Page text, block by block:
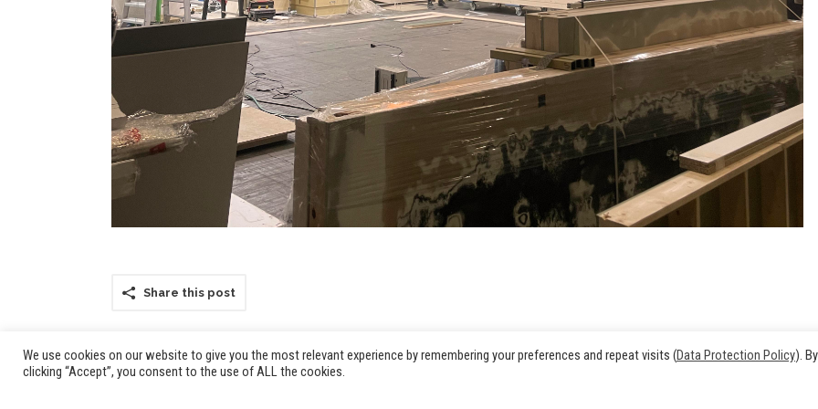
Share this post
We use cookies on our website to give you the most relevant experience by remembering your preferences and repeat visits (Data Protection Policy). By
clicking “Accept”, you consent to the use of ALL the cookies.